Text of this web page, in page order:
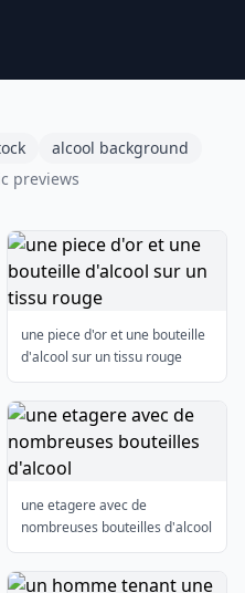
alcool background
previews
une piece d'or et une bouteille
d'alcool sur un tissu rouge
une etagere avec de
nombreuses bouteilles d'alcool